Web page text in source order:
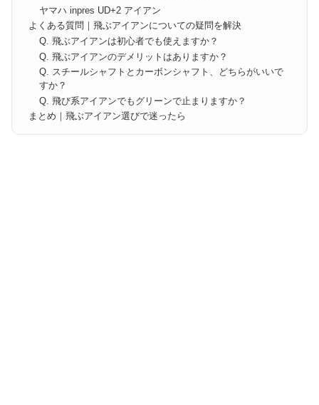
ヤマハ inpres UD+2 アイアン
よくある質問｜飛ぶアイアンについての疑問を解決
Q. 飛ぶアイアンは初心者でも使えますか？
Q. 飛ぶアイアンのデメリットはありますか？
Q. スチールシャフトとカーボンシャフト、どちらがいいで
すか？
Q. 飛び系アイアンでもグリーンで止まりますか？
まとめ｜飛ぶアイアン選びで迷ったら